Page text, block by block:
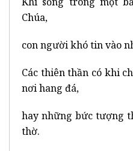
Chúa,
con người khó tin vào
Các thiên thần có khi
nơi hang đá,
hay những bức tượng
thờ.